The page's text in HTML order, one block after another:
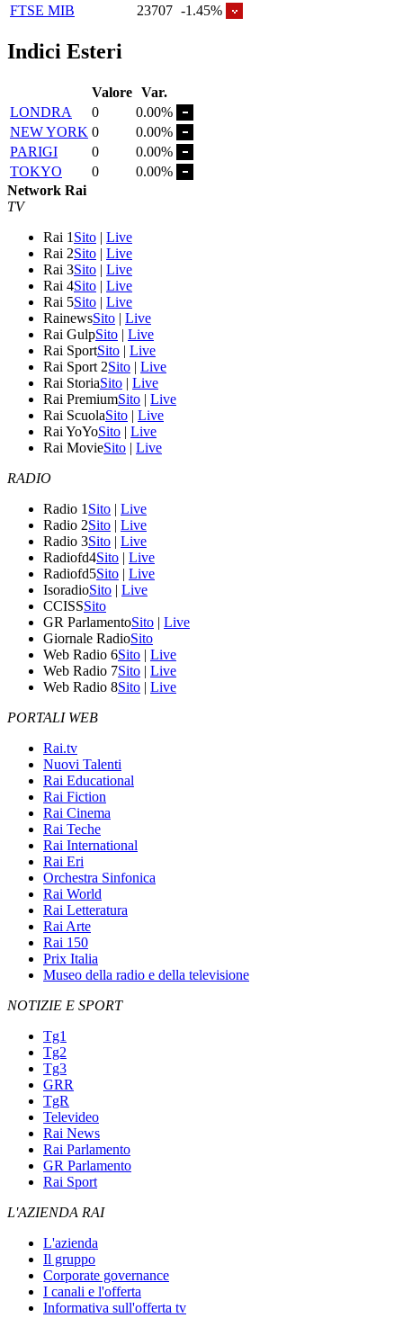
FTSE MIB
23707 -1.45%
Indici Esteri
Valore Var.
LONDRA
0
0.00%
NEW YORK 0
0.00%
PARIGI
0
0.00%
TOKYO
0
0.00%
Network Rai
TV
Rai 1 Sito | Live
Rai 2Sito | Live
Rai 3Sito | Live
Rai 4Sito | Live
Rai 5Sito | Live
RainewsSito | Live
Rai GulpSito | Live
Rai SportSito | Live
Rai Sport 2Sito | Live
Rai StoriaSito | Live
Rai PremiumSito | Live
Rai ScuolaSito | Live
Rai YoYoSito | Live
Rai MovieSito | Live
RADIO
Radio 1 Sito | Live
Radio 2Sito | Live
Radio 3Sito | Live
Radiofd4Sito | Live
Radiofd5Sito | Live
IsoradioSito | Live
CCISSSito
GR ParlamentoSito | Live
Giornale RadioSito
Web Radio 6Sito | Live
Web Radio 7Sito | Live
Web Radio 8Sito | Live
PORTALI WEB
Rai.tv
Nuovi Talenti
Rai Educational
Rai Fiction
Rai Cinema
Rai Teche
Rai International
Rai Eri
Orchestra Sinfonica
Rai World
Rai Letteratura
Rai Arte
Rai 150
Prix Italia
Museo della radio e della televisione
NOTIZIE E SPORT
Tg1
Tg2
Tg3
GRR
TgR
Televideo
Rai News
Rai Parlamento
GR Parlamento
Rai Sport
L'AZIENDA RAI
L'azienda
Il gruppo
Corporate governance
I canali e l'offerta
Informativa sull'offerta tv